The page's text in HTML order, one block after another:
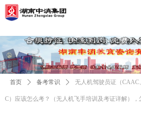
首页 ꄲ 备考常识 ꄲ 无人机驾驶员证（
C）应该怎么考？（无人机飞手培训及考证详解），